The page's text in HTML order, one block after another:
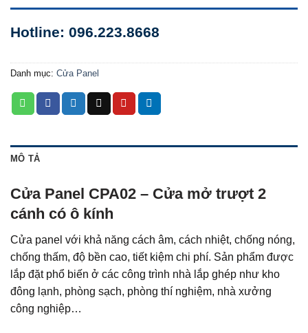
Hotline: 096.223.8668
Danh mục: Cửa Panel
MÔ TẢ
Cửa Panel CPA02 – Cửa mở trượt 2
cánh có ô kính
Cửa panel với khả năng cách âm, cách nhiệt, chống nóng,
chống thấm, độ bền cao, tiết kiệm chi phí. Sản phẩm được
lắp đặt phổ biến ở các công trình nhà lắp ghép như kho
đông lạnh, phòng sạch, phòng thí nghiệm, nhà xưởng
công nghiệp…